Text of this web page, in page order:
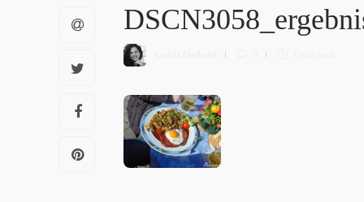
Letícia Diethelm 0 1 min read